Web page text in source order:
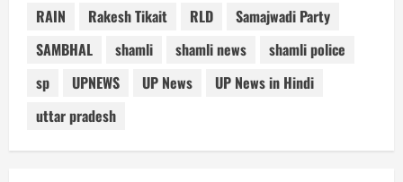
RAIN
Rakesh Tikait RLD
Samajwadi Party
SAMBHAL
shamli shamli news
shamli police
sp
UPNEWS UP News
UP News in Hindi
uttar pradesh